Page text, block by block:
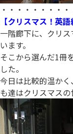
・・・・・・・・
【クリスマス！英
一階廊下に、クリ
います。
そこから選んだ1冊
した。
今日は比較的温か
も達はクリスマス